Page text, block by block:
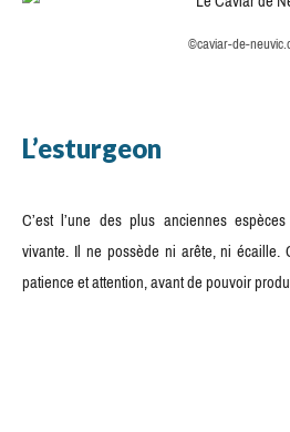
©caviar-de-
L’esturgeon
C’est l’une des plus anciennes
vivante. Il ne possède ni arête, ni écaille.
patience et attention, avant de pouvoir